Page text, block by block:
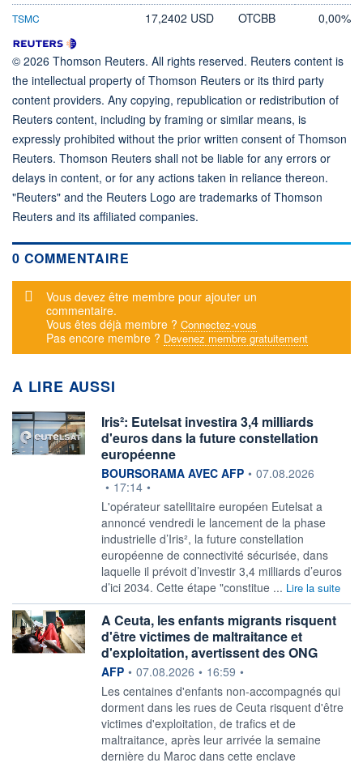
TSMC 17,2402 USD OTCBB 0,00%
© 2026 Thomson Reuters. All rights reserved. Reuters content is
the intellectual property of Thomson Reuters or its third party
content providers. Any copying, republication or redistribution of
Reuters content, including by framing or similar means, is
expressly prohibited without the prior written consent of Thomson
Reuters. Thomson Reuters shall not be liable for any errors or
delays in content, or for any actions taken in reliance thereon.
"Reuters" and the Reuters Logo are trademarks of Thomson
Reuters and its affiliated companies.
0 COMMENTAIRE
Message d'alerte
Vous devez être membre pour ajouter un
commentaire.
Vous êtes déjà membre ? Connectez-vous
Pas encore membre ? Devenez membre gratuitement
A LIRE AUSSI
Iris²: Eutelsat investira 3,4 milliards
d'euros dans la future constellation
européenne
information fournie par
BOURSORAMA AVEC AFP • 07.08.2026
• 17:14 •
L'opérateur satellitaire européen Eutelsat a
annoncé vendredi le lancement de la phase
industrielle d’Iris², la future constellation
européenne de connectivité sécurisée, dans
laquelle il prévoit d’investir 3,4 milliards d’euros
d’ici 2034. Cette étape "constitue ... Lire la suite
A Ceuta, les enfants migrants risquent
d'être victimes de maltraitance et
d'exploitation, avertissent des ONG
information fournie par
AFP • 07.08.2026 • 16:59 •
Les centaines d'enfants non-accompagnés qui
dorment dans les rues de Ceuta risquent d'être
victimes d'exploitation, de trafics et de
maltraitance, après leur arrivée la semaine
dernière du Maroc dans cette enclave